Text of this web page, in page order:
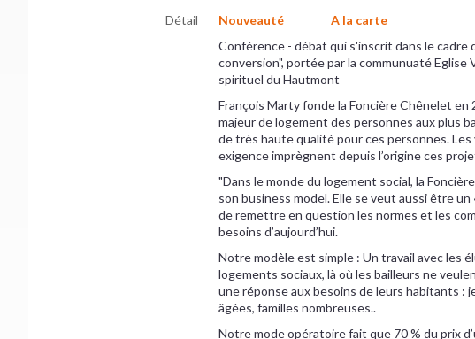
Détail Nouveauté
A la carte
Conférence - débat qui s'inscrit dans le
conversion", portée par la communuaté
spirituel du Hautmont
François Marty fonde la Foncière Chênelet
majeur de logement des personnes aux plus
de très haute qualité pour ces personnes.
exigence imprègnent depuis l’origine ces
"Dans le monde du logement social, la
son business model. Elle se veut aussi être
de remettre en question les normes et les
besoins d’aujourd’hui.
Notre modèle est simple : Un travail avec les
logements sociaux, là où les bailleurs ne
une réponse aux besoins de leurs habitants :
âgées, familles nombreuses..
Notre mode opératoire fait que 70 % du prix